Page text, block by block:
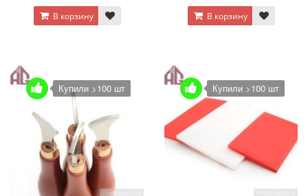
В корзину В корзину
Купили >100 шт Купили >100 шт